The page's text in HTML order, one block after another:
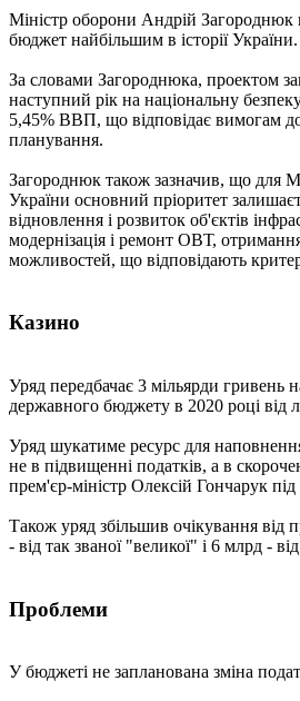
Міністр оборони Андрій Загороднюк
бюджет найбільшим в історії України.
За словами Загороднюка, проектом
наступний рік на національну
5,45% ВВП, що відповідає вимогам
планування.
Загороднюк також зазначив, що для
України основний пріоритет
відновлення і розвиток об'єктів
модернізація і ремонт ОВТ,
можливостей, що відповідають
Казино
Уряд передбачає 3 мільярди гривень
державного бюджету в 2020 році від
Уряд шукатиме ресурс для
не в підвищенні податків, а в
прем'єр-міністр Олексій Гончарук під
Також уряд збільшив очікування від
- від так званої "великої" і 6 млрд -
Проблеми
У бюджеті не запланована зміна